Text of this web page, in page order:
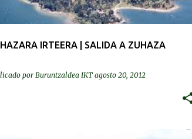
IRTEERA | SALIDA A ZUHAZA
porBuruntzaldea IKT agosto 20, 2012